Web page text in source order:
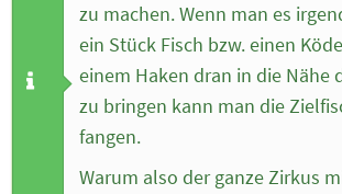
zu machen. Wenn man es
ein Stück Fisch bzw. einen
einem Haken dran in die Nähe
zu bringen kann man die
fangen.
Warum also der ganze Zirkus